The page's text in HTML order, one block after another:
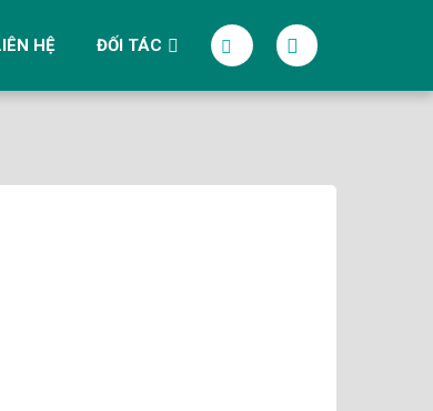
HỆ ĐỐI TÁC